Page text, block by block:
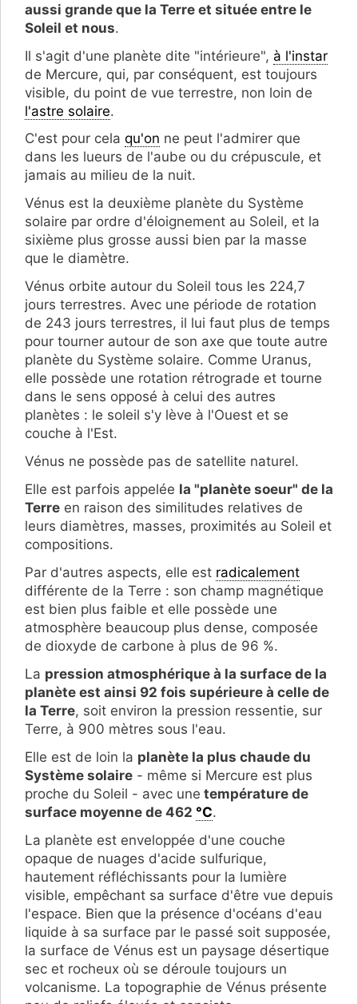
aussi grande que la Terre et située entre le
Soleil et nous.
Il s'agit d'une planète dite "intérieure", à l'instar
de Mercure, qui, par conséquent, est toujours
visible, du point de vue terrestre, non loin de
l'astre solaire.
C'est pour cela qu'on ne peut l'admirer que
dans les lueurs de l'aube ou du crépuscule, et
jamais au milieu de la nuit.
Vénus est la deuxième planète du Système
solaire par ordre d'éloignement au Soleil, et la
sixième plus grosse aussi bien par la masse
que le diamètre.
Vénus orbite autour du Soleil tous les 224,7
jours terrestres. Avec une période de rotation
de 243 jours terrestres, il lui faut plus de temps
pour tourner autour de son axe que toute autre
planète du Système solaire. Comme Uranus,
elle possède une rotation rétrograde et tourne
dans le sens opposé à celui des autres
planètes : le soleil s'y lève à l'Ouest et se
couche à l'Est.
Vénus ne possède pas de satellite naturel.
Elle est parfois appelée la "planète soeur" de la
Terre en raison des similitudes relatives de
leurs diamètres, masses, proximités au Soleil et
compositions.
Par d'autres aspects, elle est radicalement
différente de la Terre : son champ magnétique
est bien plus faible et elle possède une
atmosphère beaucoup plus dense, composée
de dioxyde de carbone à plus de 96 %.
La pression atmosphérique à la surface de la
planète est ainsi 92 fois supérieure à celle de
la Terre, soit environ la pression ressentie, sur
Terre, à 900 mètres sous l'eau.
Elle est de loin la planète la plus chaude du
Système solaire - même si Mercure est plus
proche du Soleil - avec une température de
surface moyenne de 462 °C.
La planète est enveloppée d'une couche
opaque de nuages d'acide sulfurique,
hautement réfléchissants pour la lumière
visible, empêchant sa surface d'être vue depuis
l'espace. Bien que la présence d'océans d'eau
liquide à sa surface par le passé soit supposée,
la surface de Vénus est un paysage désertique
sec et rocheux où se déroule toujours un
volcanisme. La topographie de Vénus présente